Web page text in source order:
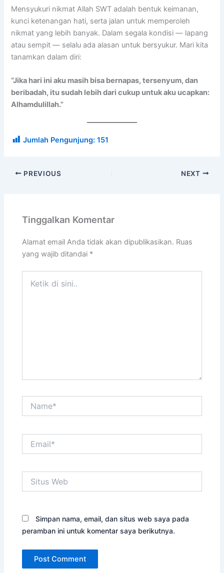
Mensyukuri nikmat Allah SWT adalah bentuk keimanan,
kunci ketenangan hati, serta jalan untuk memperoleh
nikmat yang lebih banyak. Dalam segala kondisi — lapang
atau sempit — selalu ada alasan untuk bersyukur. Mari kita
tanamkan dalam diri:
“Jika hari ini aku masih bisa bernapas, tersenyum, dan
beribadah, itu sudah lebih dari cukup untuk aku ucapkan:
Alhamdulillah.”
Jumlah Pengunjung: 151
PREVIOUS NEXT
Tinggalkan Komentar
Alamat email Anda tidak akan dipublikasikan. Ruas
yang wajib ditandai *
Web
Simpan nama, email, dan situs web saya pada
peramban ini untuk komentar saya berikutnya.